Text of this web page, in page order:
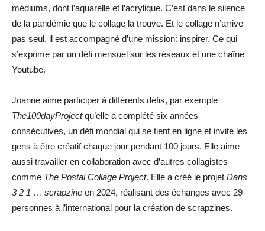
médiums, dont l’aquarelle et l’acrylique. C’est dans le silence
de la pandémie que le collage la trouve. Et le collage n’arrive
pas seul, il est accompagné d’une mission: inspirer. Ce qui
s’exprime par un défi mensuel sur les réseaux et une chaîne
Youtube.
Joanne aime participer à différents défis, par exemple
The100dayProjectqu’elle a complété six années
consécutives, un défi mondial qui se tient en ligne et invite les
gens à être créatif chaque jour pendant 100 jours. Elle aime
aussi travailler en collaboration avec d’autres collagistes
comme The Postal Collage Project. Elle a créé le projet Dans
3 2 1 … scrapzine en 2024, réalisant des échanges avec 29
personnes à l’international pour la création de scrapzines.